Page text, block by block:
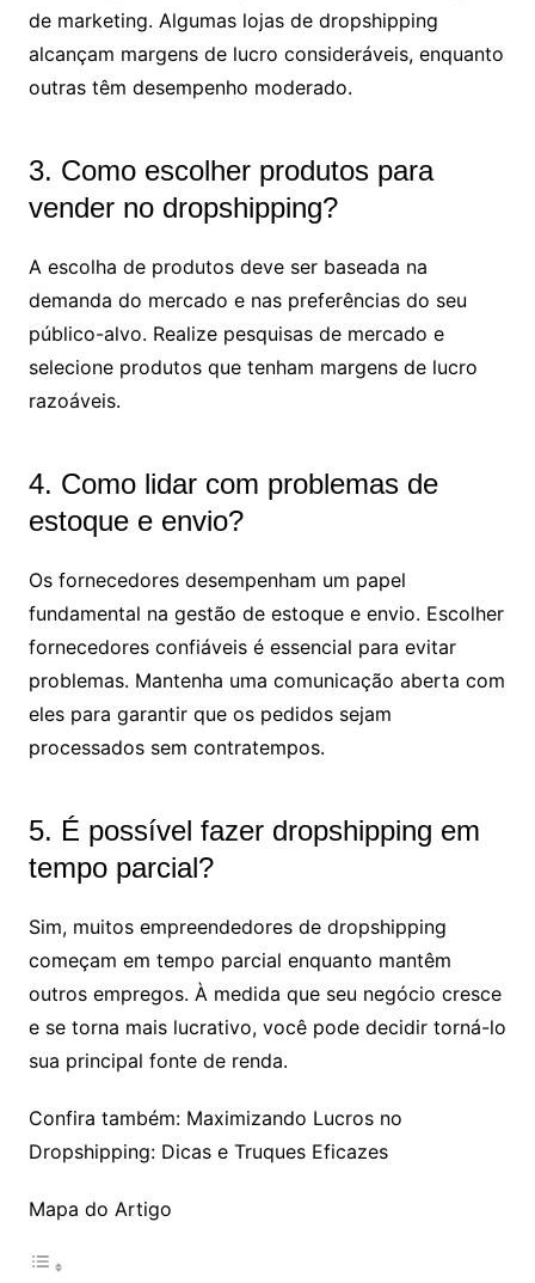
de marketing. Algumas lojas de dropshipping
alcançam margens de lucro consideráveis, enquanto
outras têm desempenho moderado.
3. Como escolher produtos para
vender no dropshipping?
A escolha de produtos deve ser baseada na
demanda do mercado e nas preferências do seu
público-alvo. Realize pesquisas de mercado e
selecione produtos que tenham margens de lucro
razoáveis.
4. Como lidar com problemas de
estoque e envio?
Os fornecedores desempenham um papel
fundamental na gestão de estoque e envio. Escolher
fornecedores confiáveis é essencial para evitar
problemas. Mantenha uma comunicação aberta com
eles para garantir que os pedidos sejam
processados sem contratempos.
5. É possível fazer dropshipping em
tempo parcial?
Sim, muitos empreendedores de dropshipping
começam em tempo parcial enquanto mantêm
outros empregos. À medida que seu negócio cresce
e se torna mais lucrativo, você pode decidir torná-lo
sua principal fonte de renda.
Confira também: Maximizando Lucros no
Dropshipping: Dicas e Truques Eficazes
Mapa do Artigo